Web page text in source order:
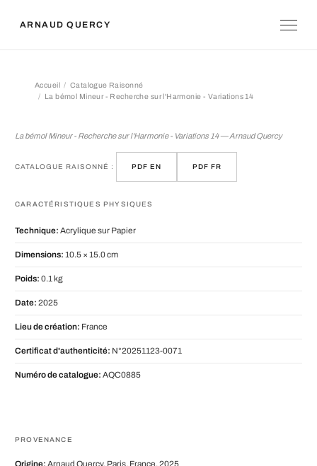
ARNAUD QUERCY
Accueil
Catalogue Raisonné
La bémol Mineur - Recherche sur l'Harmonie - Variations 14
La bémol Mineur - Recherche sur l'Harmonie - Variations 14 — Arnaud Quercy
CATALOGUE RAISONNÉ : PDF EN PDF FR
CARACTÉRISTIQUES PHYSIQUES
Technique: Acrylique sur Papier
Dimensions: 10.5 × 15.0 cm
Poids: 0.1 kg
Date: 2025
Lieu de création: France
Certificat d'authenticité: N°20251123-0071
Numéro de catalogue: AQC0885
PROVENANCE
Origine: Arnaud Quercy, Paris, France, 2025